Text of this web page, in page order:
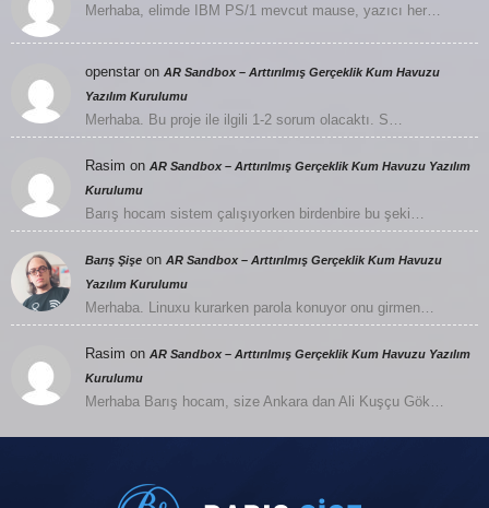
Merhaba, elimde IBM PS/1 mevcut mause, yazıcı her…
openstar on AR Sandbox – Arttırılmış Gerçeklik Kum Havuzu
Yazılım Kurulumu
Merhaba. Bu proje ile ilgili 1-2 sorum olacaktı. S…
Rasim on AR Sandbox – Arttırılmış Gerçeklik Kum Havuzu Yazılım
Kurulumu
Barış hocam sistem çalışıyorken birdenbire bu şeki…
Barış Şişe on AR Sandbox – Arttırılmış Gerçeklik Kum Havuzu
Yazılım Kurulumu
Merhaba. Linuxu kurarken parola konuyor onu girmen…
Rasim on AR Sandbox – Arttırılmış Gerçeklik Kum Havuzu Yazılım
Kurulumu
Merhaba Barış hocam, size Ankara dan Ali Kuşçu Gök…